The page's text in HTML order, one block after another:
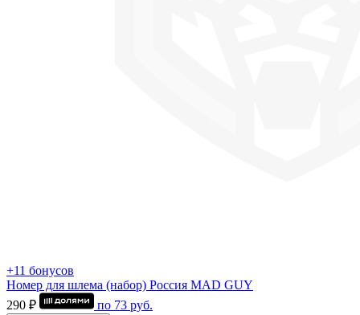
+11 бонусов
Номер для шлема (набор) Россия MAD GUY
290 ₽
по 73 руб.